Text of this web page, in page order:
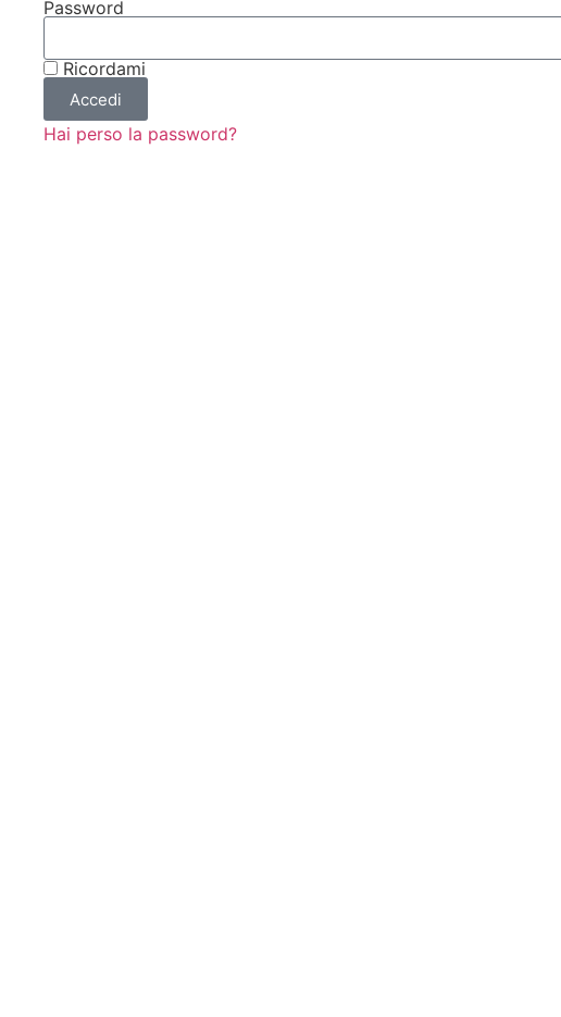
Password
Ricordami
Accedi
Hai perso la password?